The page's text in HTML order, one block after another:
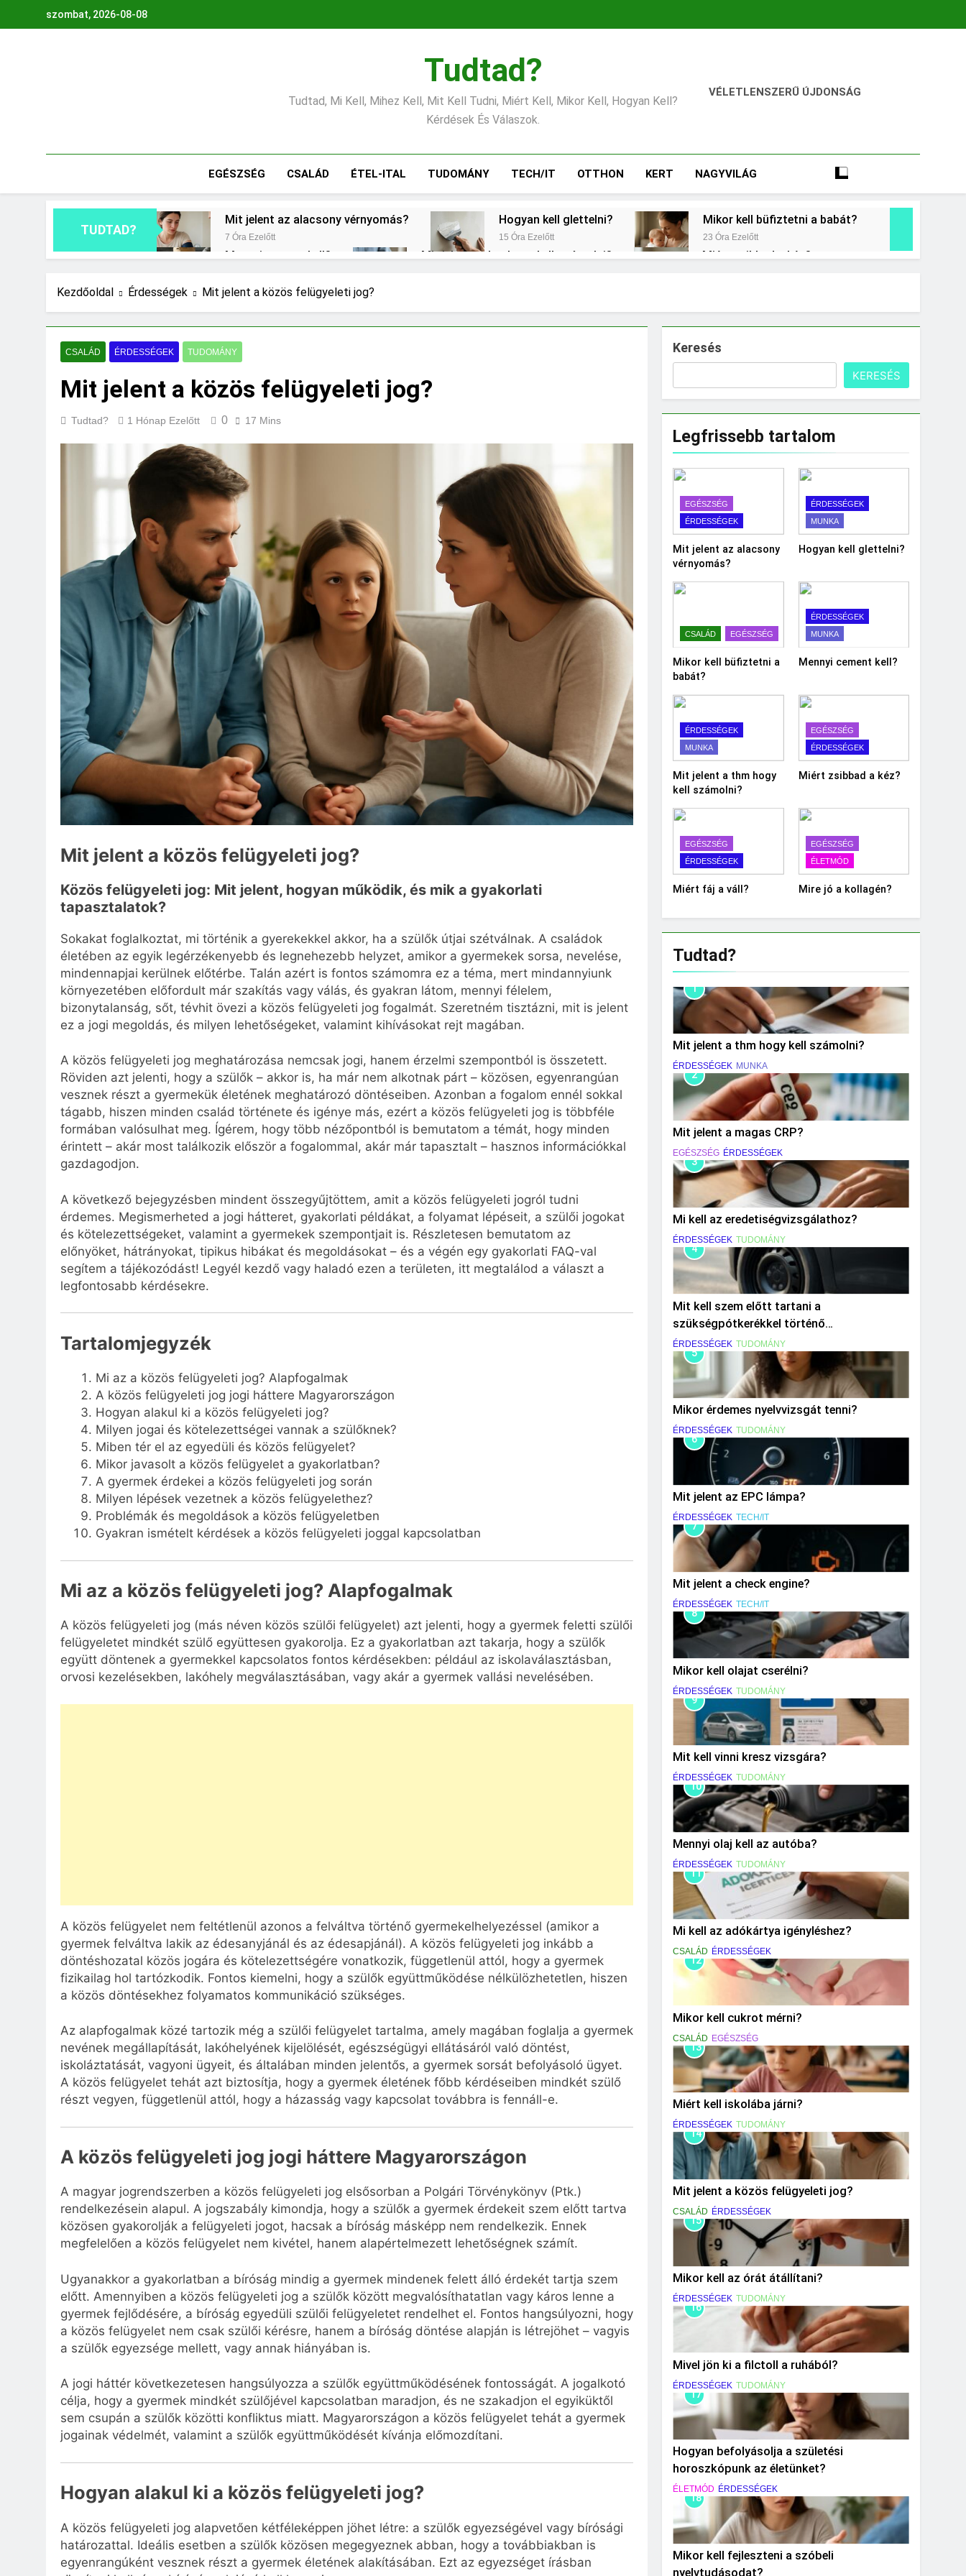
szombat, 2026-08-08
Tudtad?
Tudtad, Mi Kell, Mihez Kell, Mit Kell Tudni, Miért Kell, Mikor Kell, Hogyan Kell?
Kérdések És Válaszok.
VÉLETLENSZERŰ ÚJDONSÁG
EGÉSZSÉG CSALÁD ÉTEL-ITAL TUDOMÁNY TECH/IT OTTHON KERT NAGYVILÁG
TUDTAD?
Mit jelent az alacsony vérnyomás?
7 Óra Ezelőtt
Hogyan kell glettelni?
15 Óra Ezelőtt
Mikor kell büfiztetni a babát?
23 Óra Ezelőtt
Mennyi cement kell? Mit jelent a thm hogy kell számolni? Miért zsibbad a kéz?
Miért fáj a váll?
Mit jelent a magas CRP?
3 Nap Ezelőtt
Kezdőoldal Érdességek Mit jelent a közös felügyeleti jog?
CSALÁD ÉRDESSÉGEK TUDOMÁNY
Mit jelent a közös felügyeleti jog?
Tudtad? 1 Hónap Ezelőtt 0 17 Mins
Mit jelent a közös felügyeleti jog?
Közös felügyeleti jog: Mit jelent, hogyan működik, és mik a gyakorlati
tapasztalatok?
Sokakat foglalkoztat, mi történik a gyerekekkel akkor, ha a szülők útjai szétválnak. A családok
életében az egyik legérzékenyebb és legnehezebb helyzet, amikor a gyermekek sorsa, nevelése,
mindennapjai kerülnek előtérbe. Talán azért is fontos számomra ez a téma, mert mindannyiunk
környezetében előfordult már szakítás vagy válás, és gyakran látom, mennyi félelem,
bizonytalanság, sőt, tévhit övezi a közös felügyeleti jog fogalmát. Szeretném tisztázni, mit is jelent
ez a jogi megoldás, és milyen lehetőségeket, valamint kihívásokat rejt magában.
A közös felügyeleti jog meghatározása nemcsak jogi, hanem érzelmi szempontból is összetett.
Röviden azt jelenti, hogy a szülők – akkor is, ha már nem alkotnak párt – közösen, egyenrangúan
vesznek részt a gyermekük életének meghatározó döntéseiben. Azonban a fogalom ennél sokkal
tágabb, hiszen minden család története és igénye más, ezért a közös felügyeleti jog is többféle
formában valósulhat meg. Ígérem, hogy több nézőpontból is bemutatom a témát, hogy minden
érintett – akár most találkozik először a fogalommal, akár már tapasztalt – hasznos információkkal
gazdagodjon.
A következő bejegyzésben mindent összegyűjtöttem, amit a közös felügyeleti jogról tudni
érdemes. Megismerheted a jogi hátteret, gyakorlati példákat, a folyamat lépéseit, a szülői jogokat
és kötelezettségeket, valamint a gyermekek szempontjait is. Részletesen bemutatom az
előnyöket, hátrányokat, tipikus hibákat és megoldásokat – és a végén egy gyakorlati FAQ-val
segítem a tájékozódást! Legyél kezdő vagy haladó ezen a területen, itt megtalálod a választ a
legfontosabb kérdésekre.
Tartalomjegyzék
Mi az a közös felügyeleti jog? Alapfogalmak
A közös felügyeleti jog jogi háttere Magyarországon
Hogyan alakul ki a közös felügyeleti jog?
Milyen jogai és kötelezettségei vannak a szülőknek?
Miben tér el az egyedüli és közös felügyelet?
Mikor javasolt a közös felügyelet a gyakorlatban?
A gyermek érdekei a közös felügyeleti jog során
Milyen lépések vezetnek a közös felügyelethez?
Problémák és megoldások a közös felügyeletben
Gyakran ismételt kérdések a közös felügyeleti joggal kapcsolatban
Mi az a közös felügyeleti jog? Alapfogalmak
A közös felügyeleti jog (más néven közös szülői felügyelet) azt jelenti, hogy a gyermek feletti szülői
felügyeletet mindkét szülő együttesen gyakorolja. Ez a gyakorlatban azt takarja, hogy a szülők
együtt döntenek a gyermekkel kapcsolatos fontos kérdésekben: például az iskolaválasztásban,
orvosi kezelésekben, lakóhely megválasztásában, vagy akár a gyermek vallási nevelésében.
A közös felügyelet nem feltétlenül azonos a felváltva történő gyermekelhelyezéssel (amikor a
gyermek felváltva lakik az édesanyjánál és az édesapjánál). A közös felügyeleti jog inkább a
döntéshozatal közös jogára és kötelezettségére vonatkozik, függetlenül attól, hogy a gyermek
fizikailag hol tartózkodik. Fontos kiemelni, hogy a szülők együttműködése nélkülözhetetlen, hiszen
a közös döntésekhez folyamatos kommunikáció szükséges.
Az alapfogalmak közé tartozik még a szülői felügyelet tartalma, amely magában foglalja a gyermek
nevének megállapítását, lakóhelyének kijelölését, egészségügyi ellátásáról való döntést,
iskoláztatását, vagyoni ügyeit, és általában minden jelentős, a gyermek sorsát befolyásoló ügyet.
A közös felügyelet tehát azt biztosítja, hogy a gyermek életének főbb kérdéseiben mindkét szülő
részt vegyen, függetlenül attól, hogy a házasság vagy kapcsolat továbbra is fennáll-e.
A közös felügyeleti jog jogi háttere Magyarországon
A magyar jogrendszerben a közös felügyeleti jog elsősorban a Polgári Törvénykönyv (Ptk.)
rendelkezésein alapul. A jogszabály kimondja, hogy a szülők a gyermek érdekeit szem előtt tartva
közösen gyakorolják a felügyeleti jogot, hacsak a bíróság másképp nem rendelkezik. Ennek
megfelelően a közös felügyelet nem kivétel, hanem alapértelmezett lehetőségnek számít.
Ugyanakkor a gyakorlatban a bíróság mindig a gyermek mindenek felett álló érdekét tartja szem
előtt. Amennyiben a közös felügyeleti jog a szülők között megvalósíthatatlan vagy káros lenne a
gyermek fejlődésére, a bíróság egyedüli szülői felügyeletet rendelhet el. Fontos hangsúlyozni, hogy
a közös felügyelet nem csak szülői kérésre, hanem a bíróság döntése alapján is létrejöhet – vagyis
a szülők egyezsége mellett, vagy annak hiányában is.
A jogi háttér következetesen hangsúlyozza a szülők együttműködésének fontosságát. A jogalkotó
célja, hogy a gyermek mindkét szülőjével kapcsolatban maradjon, és ne szakadjon el egyiküktől
sem csupán a szülők közötti konfliktus miatt. Magyarországon a közös felügyelet tehát a gyermek
jogainak védelmét, valamint a szülők együttműködését kívánja előmozdítani.
Hogyan alakul ki a közös felügyeleti jog?
A közös felügyeleti jog alapvetően kétféleképpen jöhet létre: a szülők egyezségével vagy bírósági
határozattal. Ideális esetben a szülők közösen megegyeznek abban, hogy a továbbiakban is
egyenrangúként vesznek részt a gyermek életének alakításában. Ezt az egyezséget írásban
Keresés
KERESÉS
Legfrissebb tartalom
EGÉSZSÉG
ÉRDESSÉGEK
Mit jelent az alacsony
vérnyomás?
ÉRDESSÉGEK
MUNKA
Hogyan kell glettelni?
CSALÁD EGÉSZSÉG
Mikor kell büfiztetni a
babát?
ÉRDESSÉGEK
MUNKA
Mennyi cement kell?
ÉRDESSÉGEK
MUNKA
Mit jelent a thm hogy
kell számolni?
EGÉSZSÉG
ÉRDESSÉGEK
Miért zsibbad a kéz?
EGÉSZSÉG
ÉRDESSÉGEK
Miért fáj a váll?
EGÉSZSÉG
ÉLETMÓD
Mire jó a kollagén?
Tudtad?
1
Mit jelent a thm hogy kell számolni?
ÉRDESSÉGEK MUNKA
2
Mit jelent a magas CRP?
EGÉSZSÉG ÉRDESSÉGEK
3
Mi kell az eredetiségvizsgálathoz?
ÉRDESSÉGEK TUDOMÁNY
4
Mit kell szem előtt tartani a
szükségpótkerékkel történő
közlekedéskor?
ÉRDESSÉGEK TUDOMÁNY
5
Mikor érdemes nyelvvizsgát tenni?
ÉRDESSÉGEK TUDOMÁNY
6
Mit jelent az EPC lámpa?
ÉRDESSÉGEK TECH/IT
7
Mit jelent a check engine?
ÉRDESSÉGEK TECH/IT
8
Mikor kell olajat cserélni?
ÉRDESSÉGEK TUDOMÁNY
9
Mit kell vinni kresz vizsgára?
ÉRDESSÉGEK TUDOMÁNY
10
Mennyi olaj kell az autóba?
ÉRDESSÉGEK TUDOMÁNY
11
Mi kell az adókártya igényléshez?
CSALÁD ÉRDESSÉGEK
12
Mikor kell cukrot mérni?
CSALÁD EGÉSZSÉG
13
Miért kell iskolába járni?
ÉRDESSÉGEK TUDOMÁNY
14
Mit jelent a közös felügyeleti jog?
CSALÁD ÉRDESSÉGEK
15
Mikor kell az órát átállítani?
ÉRDESSÉGEK TUDOMÁNY
16
Mivel jön ki a filctoll a ruhából?
ÉRDESSÉGEK TUDOMÁNY
17
Hogyan befolyásolja a születési
horoszkópunk az életünket?
ÉLETMÓD ÉRDESSÉGEK
18
Mikor kell fejleszteni a szóbeli
nyelvtudásodat?